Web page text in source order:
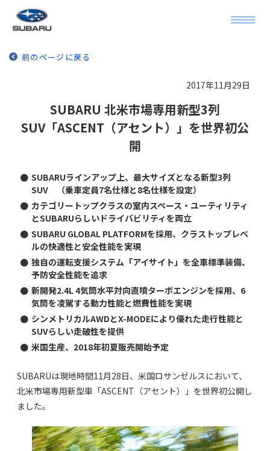
前のページに戻る
2017年11月29日
SUBARU 北米市場専用新型3列
SUV「ASCENT（アセント）」を世界初公
開
● SUBARUラインアップ上、最大サイズとなる新型3列
SUV （乗車定員7名仕様と8名仕様を設定）
● カテゴリートップクラスの室内スペース・ユーティリティ
とSUBARUらしいドライバビリティを両立
● SUBARU GLOBAL PLATFORMを採用、クラストップレベ
ルの快適性と安全性能を実現
● 独自の運転支援システム「アイサイト」を全車標準装備、
予防安全性能を追求
● 新開発2.4L 4気筒水平対向直噴ターボエンジンを採用、6
気筒を凌駕する動力性能と燃費性能を実現
● シンメトリカルAWDとX-MODEにより優れた走行性能と
SUVらしい走破性を提供
● 米国生産、2018年初夏販売開始予定
SUBARUは現地時間11月28日、米国ロサンゼルスにおいて、
北米市場専用新型車「ASCENT（アセント）」を世界初公開し
ました。